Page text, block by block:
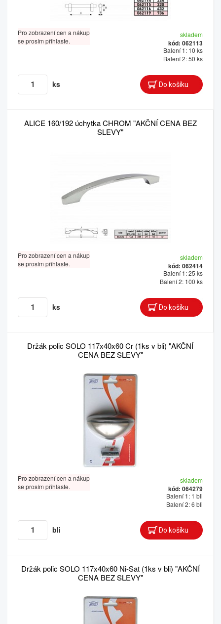
Pro zobrazení cen a nákup
se prosím přihlaste.
skladem
kód: 062113
Balení 1: 10 ks
Balení 2: 50 ks
ks
ALICE 160/192 úchytka CHROM "AKČNÍ CENA BEZ
SLEVY"
Pro zobrazení cen a nákup
se prosím přihlaste.
skladem
kód: 062414
Balení 1: 25 ks
Balení 2: 100 ks
ks
Držák polic SOLO 117x40x60 Cr (1ks v bli) "AKČNÍ
CENA BEZ SLEVY"
Pro zobrazení cen a nákup
se prosím přihlaste.
skladem
kód: 064279
Balení 1: 1 bli
Balení 2: 6 bli
bli
Držák polic SOLO 117x40x60 Ni-Sat (1ks v bli) "AKČNÍ
CENA BEZ SLEVY"